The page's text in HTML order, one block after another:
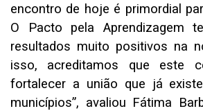
encontro de hoje é primordial
O Pacto pela Aprendizagem
resultados muito positivos na
isso, acreditamos que este
fortalecer a união que já
municípios”, avaliou Fátima